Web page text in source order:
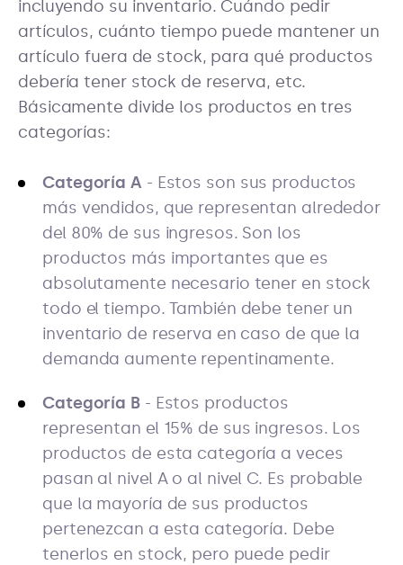
incluyendo su inventario. Cuándo pedir
artículos, cuánto tiempo puede mantener un
artículo fuera de stock, para qué productos
debería tener stock de reserva, etc.
Básicamente divide los productos en tres
categorías:
Categoría A - Estos son sus productos
más vendidos, que representan alrededor
del 80% de sus ingresos. Son los
productos más importantes que es
absolutamente necesario tener en stock
todo el tiempo. También debe tener un
inventario de reserva en caso de que la
demanda aumente repentinamente.
Categoría B- Estos productos
representan el 15% de sus ingresos. Los
productos de esta categoría a veces
pasan al nivel A o al nivel C. Es probable
que la mayoría de sus productos
pertenezcan a esta categoría. Debe
tenerlos en stock, pero puede pedir